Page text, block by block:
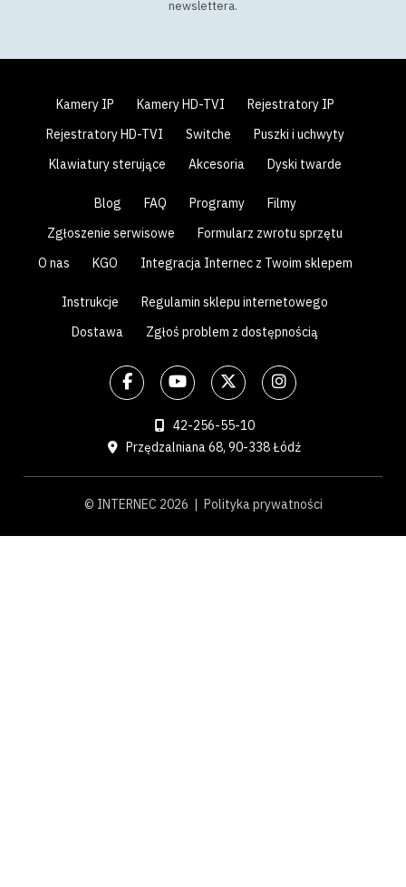
newslettera.
Kamery IP Kamery HD-TVI
Rejestratory IP
Rejestratory HD-TVI
Switche
Puszki i uchwyty
Klawiatury sterujące
Akcesoria Dyski twarde
Blog FAQ Programy
Filmy
Zgłoszenie serwisowe
Formularz zwrotu sprzętu
O nas
KGO Integracja Internec z Twoim sklepem
Instrukcje
Regulamin sklepu internetowego
Dostawa
Zgłoś problem z dostępnością
42-256-55-10
Przędzalniana 68, 90-338 Łódź
© INTERNEC 2026 | Polityka prywatności